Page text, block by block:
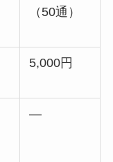
（50通）
5,000円
—